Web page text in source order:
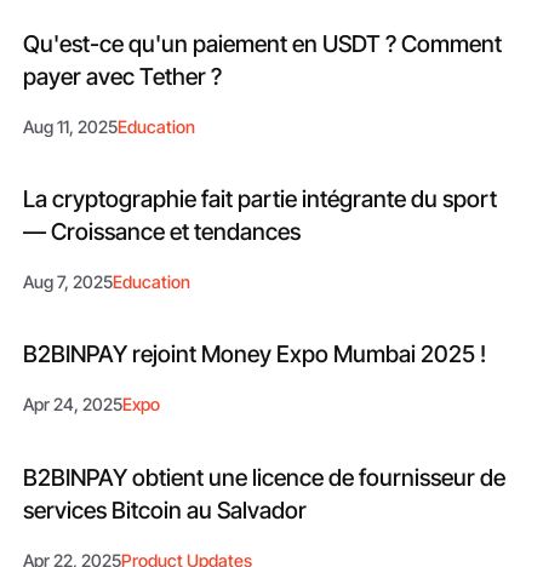
Qu'est-ce qu'un paiement en USDT ? Comment
payer avec Tether ?
Aug 11, 2025Education
La cryptographie fait partie intégrante du sport
— Croissance et tendances
Aug 7, 2025Education
B2BINPAY rejoint Money Expo Mumbai 2025 !
Apr 24, 2025Expo
B2BINPAY obtient une licence de fournisseur de
services Bitcoin au Salvador
Apr 22, 2025Product Updates